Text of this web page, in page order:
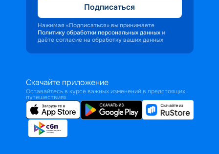
Подписаться
Нажимая «Подписаться» вы принимаете
Политику обработки персональных данных и
даёте согласие на обработку ваших данных
Скачайте приложение
Оставайтесь в курсе важных изменений в предстоящих
путешествиях